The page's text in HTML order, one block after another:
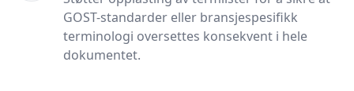
GOST-standarder eller bransjespesifikk
terminologi oversettes konsekvent i hele
dokumentet.